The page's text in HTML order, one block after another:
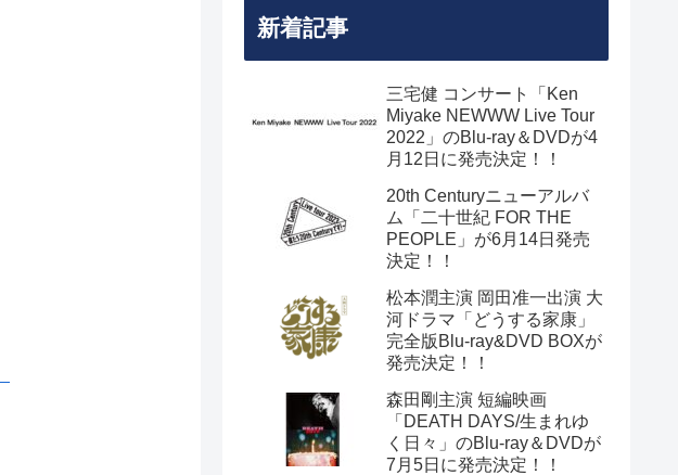
新着記事
三宅健 コンサート「Ken
Miyake NEWWW Live Tour
2022」のBlu-ray＆DVDが4
月12日に発売決定！！
20th Centuryニューアルバ
ム「二十世紀 FOR THE
PEOPLE」が6月14日発売
決定！！
松本潤主演 岡田准一出演 大
河ドラマ「どうする家康」
完全版Blu-ray&DVD BOXが
発売決定！！
森田剛主演 短編映画
「DEATH DAYS/生まれゆ
く日々」のBlu-ray＆DVDが
7月5日に発売決定！！